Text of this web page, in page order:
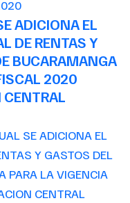
ADICIONA EL
DE RENTAS Y
BUCARAMANGA
2020